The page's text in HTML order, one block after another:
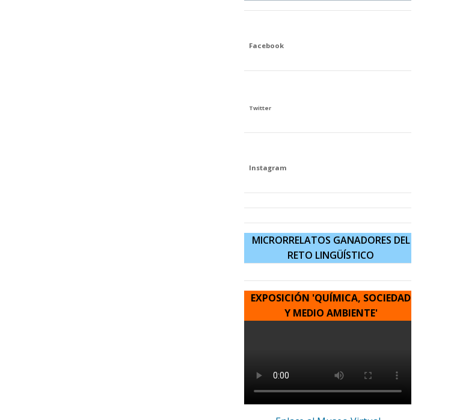
Facebook
Twitter
Instagram
MICRORRELATOS GANADORES DEL
RETO LINGÜÍSTICO
EXPOSICIÓN 'QUÍMICA, SOCIEDAD
Y MEDIO AMBIENTE'